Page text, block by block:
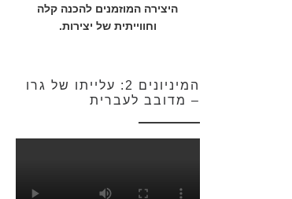
היצירה המוזמנים להכנה קלה
וחווייתית של יצירות.
המיניונים 2: עלייתו של גרו
– מדובב לעברית